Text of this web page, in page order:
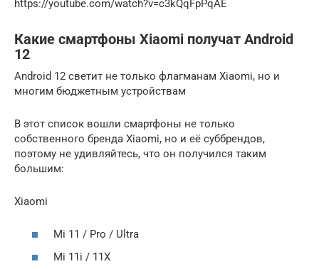
https://youtube.com/watch?v=c3kQqFpPqAE
Какие смартфоны Xiaomi получат Android
12
Android 12 светит не только флагманам Xiaomi, но и
многим бюджетным устройствам
В этот список вошли смартфоны не только
собственного бренда Xiaomi, но и её суббрендов,
поэтому не удивляйтесь, что он получился таким
большим:
Xiaomi
Mi 11 / Pro / Ultra
Mi 11i / 11X